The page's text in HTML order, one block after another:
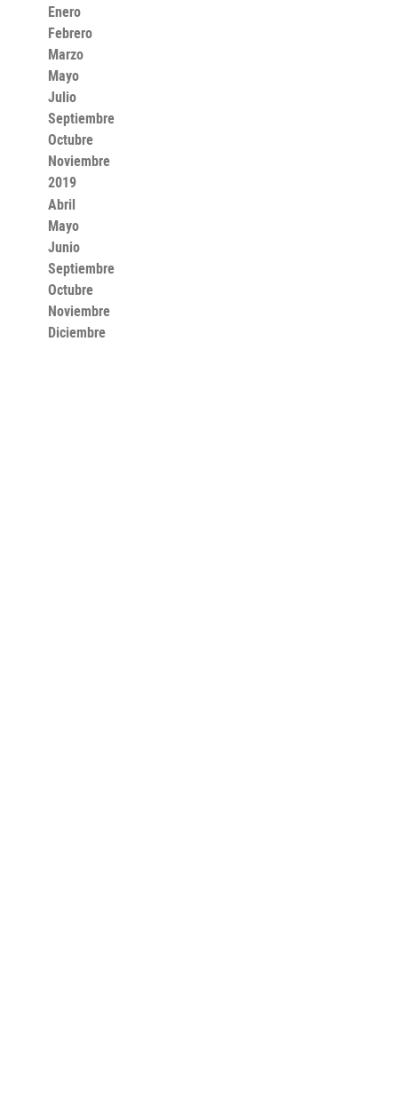
Enero
Febrero
Marzo
Mayo
Julio
Septiembre
Octubre
Noviembre
2019
Abril
Mayo
Junio
Septiembre
Octubre
Noviembre
Diciembre